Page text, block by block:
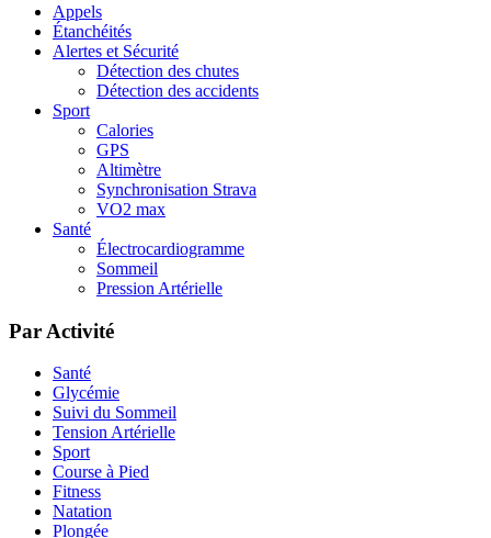
Appels
Étanchéités
Alertes et Sécurité
Détection des chutes
Détection des accidents
Sport
Calories
GPS
Altimètre
Synchronisation Strava
VO2 max
Santé
Électrocardiogramme
Sommeil
Pression Artérielle
Par Activité
Santé
Glycémie
Suivi du Sommeil
Tension Artérielle
Sport
Course à Pied
Fitness
Natation
Plongée